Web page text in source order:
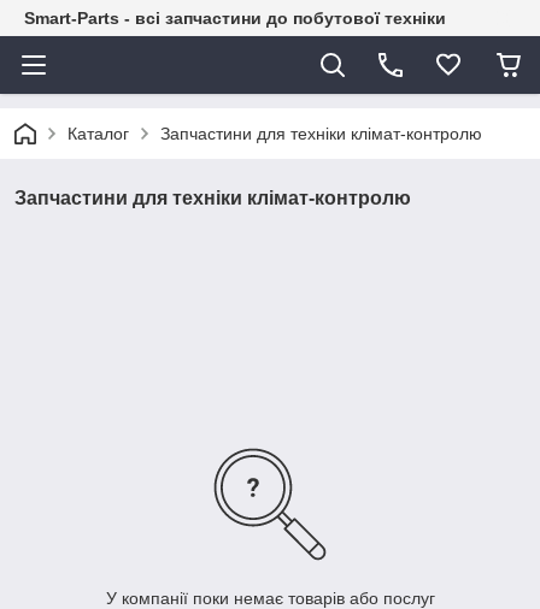
Smart-Parts - всі запчастини до побутової техніки
Каталог Запчастини для техніки клімат-контролю
Запчастини для техніки клімат-контролю
У компанії поки немає товарів або послуг